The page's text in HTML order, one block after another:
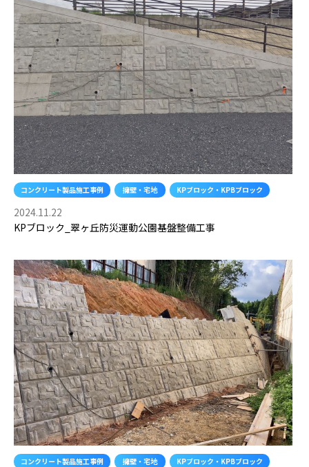
ブ
ロ
ッ
ク
コンクリート製品施工事例 擁壁・宅地 KPブロック・KPBブロック
2024.11.22
KPブロック_翠ヶ丘防災運動公園基盤整備工事
コンクリート製品施工事例 擁壁・宅地 KPブロック・KPBブロック